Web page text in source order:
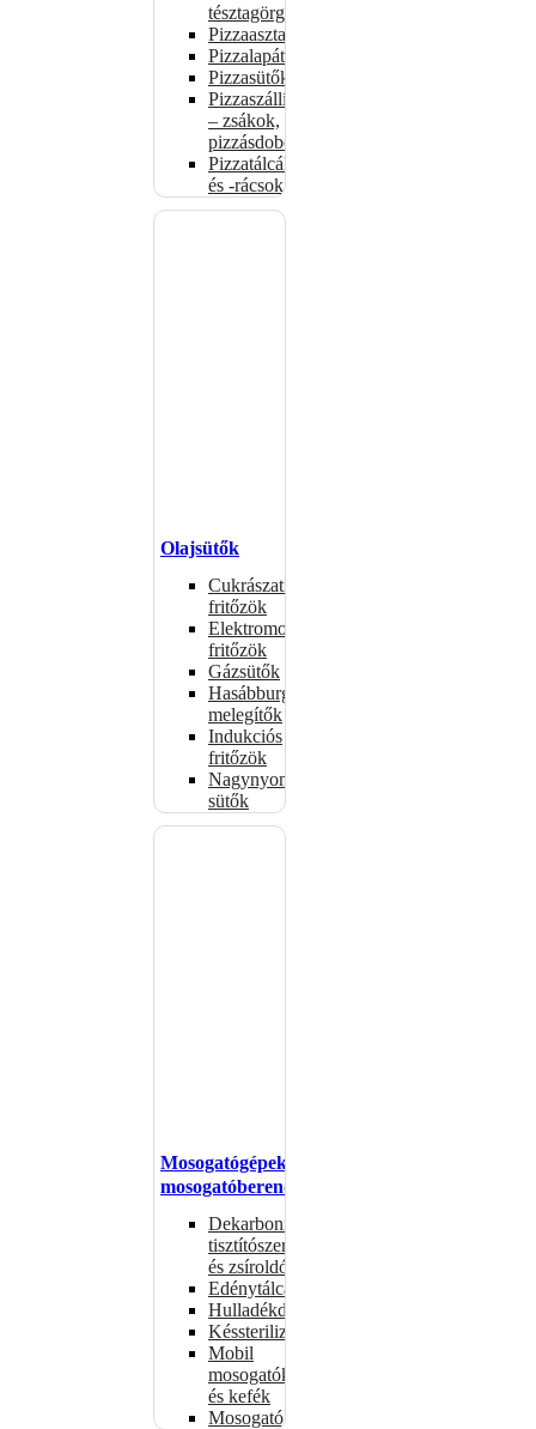
tésztagörgők
Pizzaasztalok
Pizzalapátok
Pizzasütők
Pizzaszállítás
– zsákok,
pizzásdobozok
Pizzatálcák
és -rácsok
Olajsütők
Cukrászati
fritőzök
Elektromos
fritőzök
Gázsütők
Hasábburgonya
melegítők
Indukciós
fritőzök
Nagynyomású
sütők
Mosogatógépek,
mosogatóberendezések
Dekarbonizáló
tisztítószerek
és zsíroldók
Edénytálcák
Hulladékdarálók
Késsterilizátorok
Mobil
mosogatók
és kefék
Mosogatógépkosarak